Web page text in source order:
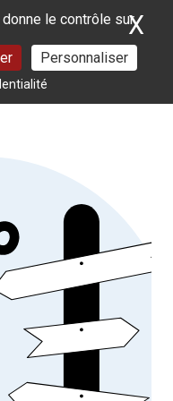
le contrôle sur
Personnaliser
X